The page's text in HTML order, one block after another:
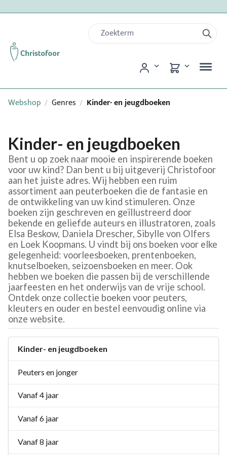
Webshop / Genres / Kinder- en jeugdboeken
Kinder- en jeugdboeken
Bent u op zoek naar mooie en inspirerende boeken
voor uw kind? Dan bent u bij uitgeverij Christofoor
aan het juiste adres. Wij hebben een ruim
assortiment aan peuterboeken die de fantasie en
de ontwikkeling van uw kind stimuleren. Onze
boeken zijn geschreven en geïllustreerd door
bekende en geliefde auteurs en illustratoren, zoals
Elsa Beskow, Daniela Drescher, Sibylle von Olfers
en Loek Koopmans. U vindt bij ons boeken voor elke
gelegenheid: voorleesboeken, prentenboeken,
knutselboeken, seizoensboeken en meer. Ook
hebben we boeken die passen bij de verschillende
jaarfeesten en het onderwijs van de vrije school.
Ontdek onze collectie boeken voor peuters,
kleuters en ouder en bestel eenvoudig online via
onze website.
Kinder- en jeugdboeken
Peuters en jonger
Vanaf 4 jaar
Vanaf 6 jaar
Vanaf 8 jaar